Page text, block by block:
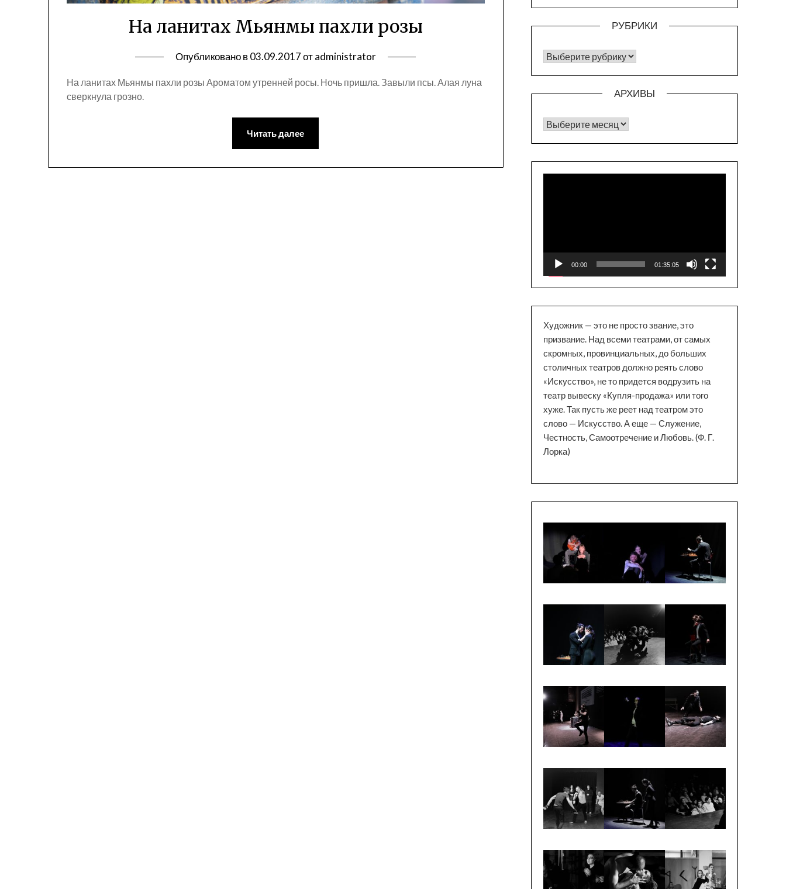
На ланитах Мьянмы пахли розы
Опубликовано в03.09.2017отadministrator
На ланитах Мьянмы пахли розы Ароматом утренней росы. Ночь пришла. Завыли псы. Алая луна
сверкнула грозно.
Читать далее
РУБРИКИ
РУБРИКИ
АРХИВЫ
Архивы
00:00 01:35:05
Художник — это не просто звание, это
призвание. Над всеми театрами, от самых
скромных, провинциальных, до больших
столичных театров должно реять слово
«Искусство», не то придется водрузить на
театр вывеску «Купля-продажа» или того
хуже. Так пусть же реет над театром это
слово — Искусство. А еще — Служение,
Честность, Самоотречение и Любовь. (Ф. Г.
Лорка)